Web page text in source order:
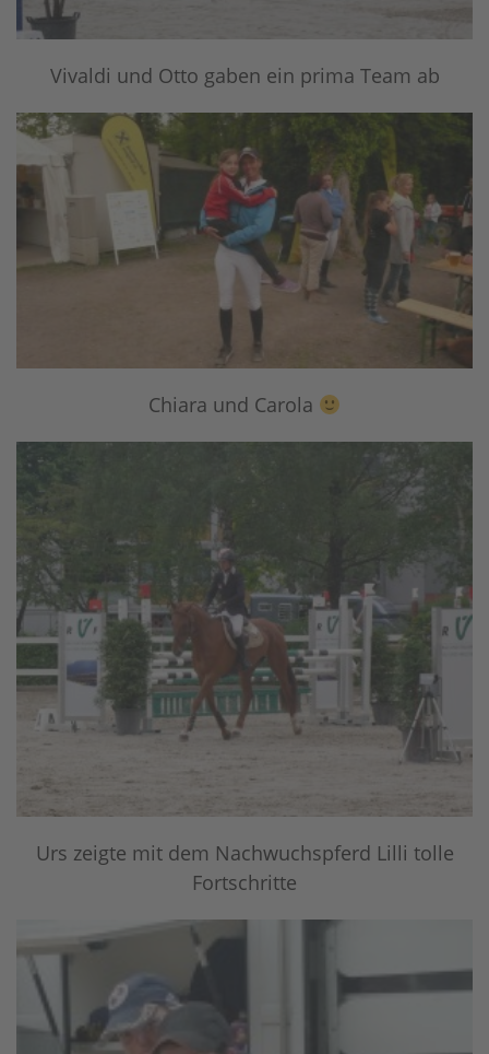
Vivaldi und Otto gaben ein prima Team ab
Chiara und Carola
Urs zeigte mit dem Nachwuchspferd Lilli tolle
Fortschritte